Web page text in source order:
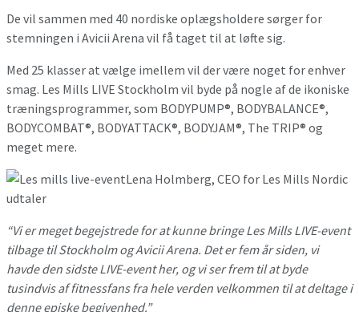
De vil sammen med 40 nordiske oplægsholdere sørger for
stemningen i Avicii Arena vil få taget til at løfte sig.
Med 25 klasser at vælge imellem vil der være noget for enhver
smag. Les Mills LIVE Stockholm vil byde på nogle af de ikoniske
træningsprogrammer, som BODYPUMP®, BODYBALANCE®,
BODYCOMBAT®, BODYATTACK®, BODYJAM®, The TRIP® og
meget mere.
Lena Holmberg, CEO for Les Mills Nordic
udtaler
“Vi er meget begejstrede for at kunne bringe Les Mills LIVE-event
tilbage til Stockholm og Avicii Arena. Det er fem år siden, vi
havde den sidste LIVE-event her, og vi ser frem til at byde
tusindvis af fitnessfans fra hele verden velkommen til at deltage i
denne episke begivenhed.”